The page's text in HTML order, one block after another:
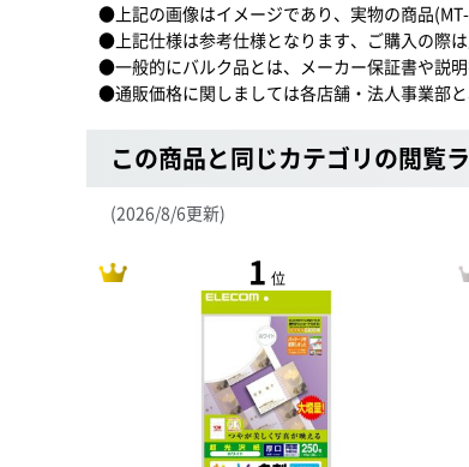
●上記の画像はイメージであり、実物の商品
●上記仕様は参考仕様となります、ご購入の際
●一般的にバルク品とは、メーカー保証書や説
●通販価格に関しましては各店舗・法人事業部と
この商品と同じカテゴリの閲覧
(2026/8/6更新)
1 位